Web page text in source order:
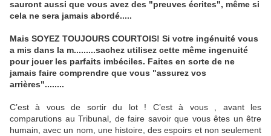
sauront aussi que vous avez des "preuves écrites", même si
cela ne sera jamais abordé.....
Mais SOYEZ TOUJOURS COURTOIS! Si votre ingénuité vous
a mis dans la m.........sachez utilisez cette même ingenuité
pour jouer les parfaits imbéciles. Faites en sorte de ne
jamais faire comprendre que vous "assurez vos
arrières"........
C’est à vous de sortir du lot ! C’est à vous , avant les
comparutions au Tribunal, de faire savoir que vous êtes un être
humain, avec un nom, une histoire, des espoirs et non seulement